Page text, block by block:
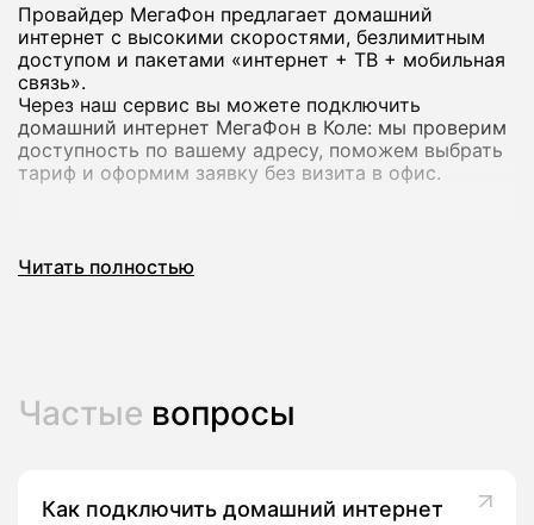
Провайдер МегаФон предлагает домашний
интернет с высокими скоростями, безлимитным
доступом и пакетами «интернет + ТВ + мобильная
связь».
Через наш сервис вы можете подключить
домашний интернет МегаФон в Коле: мы проверим
доступность по вашему адресу, поможем выбрать
тариф и оформим заявку без визита в офис.
интернет МегаФон
сразу.
В линейке оператора есть тарифы со скоростью до
пакетами мобильной связи.
Читать полностью
Частые вопросы
Как подключить домашний интернет